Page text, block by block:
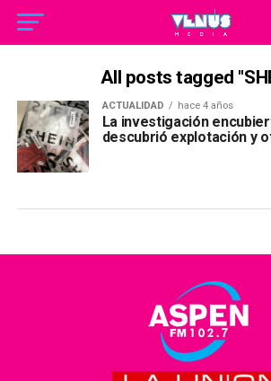
All posts tagged
ACTUALIDAD hace 4 años
La investigación
descubrió explotación y